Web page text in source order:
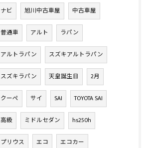
ナビ 旭川中古車屋 中古車屋
普通車 アルト ラパン
アルトラパン スズキアルトラパン
スズキラパン 天皇誕生日 2月
クーペ サイ SAI TOYOTA SAI
高級 ミドルセダン hs250h
プリウス エコ エコカー